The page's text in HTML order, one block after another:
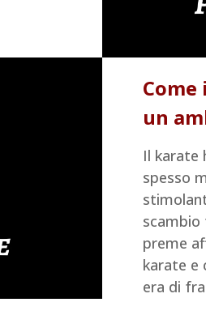
un
Il karate
spesso
preme
karate e
era di